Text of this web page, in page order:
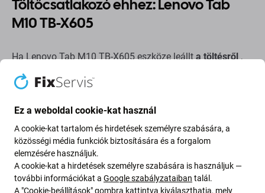
Töltőcsatlakozó ehhez: Lenovo Tab
M10 TB-X605
Ha Lenovo Tab M10 TB-X605 eszköze leállta töltésről,
akkor erre az
működjön.
Alkatrészek minősége
Minőség: Utángyártott- Az Aftermarket néven értékesített
alkatrész ugyanazon szabványok, specifikációk és
anyagok szerint készül, mint az eredeti. Ez az eredeti
másolata, és az utángyártott alkatrész (ritka esetekben)
Ez a weboldal cookie-kat használ
A cookie-kat tartalom és hirdetések személyre szabására, a
közösségi média funkciók biztosítására és a forgalom
elemzésére használjuk.
A cookie-kat a hirdetések személyre szabására is használjuk —
további információkat a Google szabályzataiban talál.
A "Cookie-beállítások" gombra kattintva kiválaszthatja, mely